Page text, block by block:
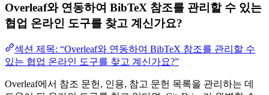
Overleaf와 연동하여 BibTeX 참조를 관리할 수 있는
협업 온라인 도구를 찾고 계신가요?
섹션 제목: “Overleaf와 연동하여 BibTeX 참조를 관리할 수
있는 협업 온라인 도구를 찾고 계신가요?”
Overleaf에서 참조 문헌, 인용, 참고 문헌 목록을 관리하는 데